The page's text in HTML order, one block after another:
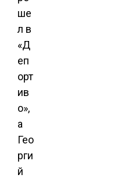
ше
л в
«Д
еп
орт
ив
о»,
а
Гео
рги
й